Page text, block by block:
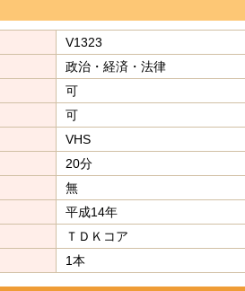
V1323
政治・経済・法律
可
可
VHS
20分
無
平成14年
ＴＤＫコア
1本